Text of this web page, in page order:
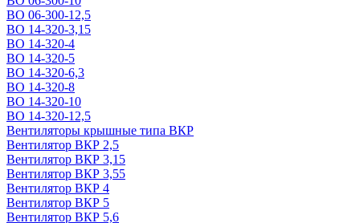
ВО 06-300-12,5
ВО 14-320-3,15
ВО 14-320-4
ВО 14-320-5
ВО 14-320-6,3
ВО 14-320-8
ВО 14-320-10
ВО 14-320-12,5
Вентиляторы крышные типа ВКР
Вентилятор ВКР 2,5
Вентилятор ВКР 3,15
Вентилятор ВКР 3,55
Вентилятор ВКР 4
Вентилятор ВКР 5
Вентилятор ВКР 5,6